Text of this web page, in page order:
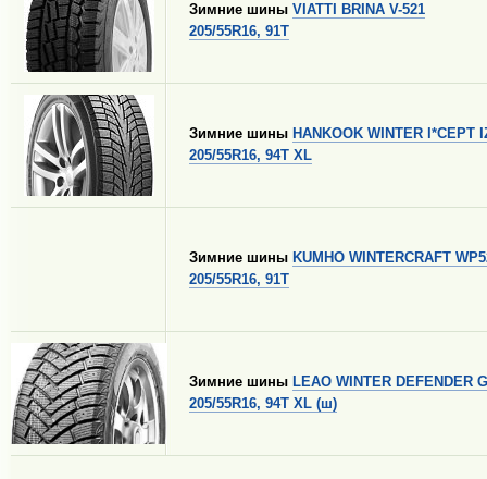
Зимние шины VIATTI BRINA V-521
205/55R16, 91T
Зимние шины HANKOOK WINTER I*CEPT
205/55R16, 94T XL
Зимние шины KUMHO WINTERCRAFT
205/55R16, 91T
Зимние шины LEAO WINTER DEFENDER
205/55R16, 94T XL (ш)